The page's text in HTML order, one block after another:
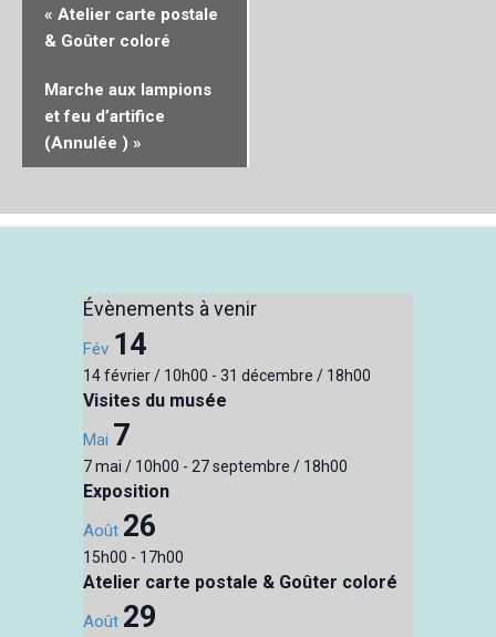
« Atelier carte postale
& Goûter coloré
Marche aux lampions
et feu d’artifice
(Annulée ) »
Évènements à venir
Fév 14
14 février / 10h00 - 31 décembre / 18h00
Visites du musée
Mai 7
7 mai / 10h00 - 27 septembre / 18h00
Exposition
Août 26
15h00 - 17h00
Atelier carte postale & Goûter coloré
Août 29